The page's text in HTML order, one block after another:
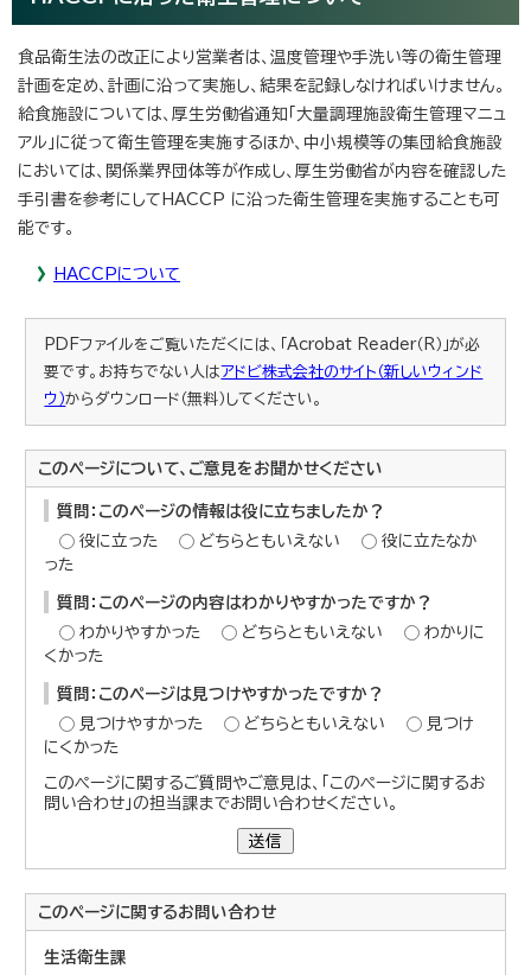
食品衛生法の改正により営業者は、温度管理や手洗い等の衛生管理
計画を定め、計画に沿って実施し、結果を記録しなければいけません。
給食施設については、厚生労働省通知「大量調理施設衛生管理マニュ
アル」に従って衛生管理を実施するほか、中小規模等の集団給食施設
においては、関係業界団体等が作成し、厚生労働省が内容を確認した
手引書を参考にしてHACCP に沿った衛生管理を実施することも可
能です。
HACCPについて
PDFファイルをご覧いただくには、「Acrobat Reader（R）」が必
要です。お持ちでない人はアドビ株式会社のサイト（新しいウィンド
ウ）からダウンロード（無料）してください。
このページについて、ご意見をお聞かせください
質問：このページの情報は役に立ちましたか？
役に立った
どちらともいえない
役に立たなか
った
質問：このページの内容はわかりやすかったですか？
わかりやすかった
どちらともいえない
わかりに
くかった
質問：このページは見つけやすかったですか？
見つけやすかった
どちらともいえない
見つけ
にくかった
このページに関するご質問やご意見は、「このページに関するお
問い合わせ」の担当課までお問い合わせください。
送信
このページに関するお問い合わせ
生活衛生課